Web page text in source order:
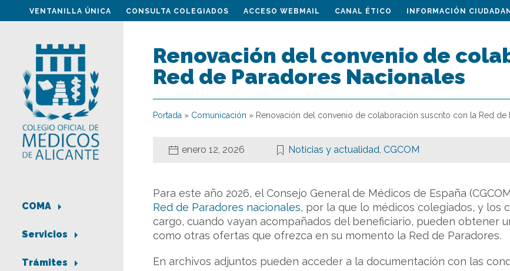
VENTANILLA ÚNICA CONSULTA COLEGIADOS ACCESO WEBMAIL CANAL ÉTICO INFORMACIÓN
COMA
Servicios
Trámites
Renovación del convenio de
Red de Paradores Nacionales
Portada » Comunicación » Renovación del convenio de colaboración suscrito con la Red de
enero 12, 2026 Noticias y actualidad, CGCOM
Para este año 2026, el Consejo General de Médicos de España
Red de Paradores nacionales, por la que lo médicos colegiados, y los
cargo, cuando vayan acompañados del beneficiario, pueden obtener
como otras ofertas que ofrezca en su momento la Red de Paradores.
En archivos adjuntos pueden acceder a la documentación con las